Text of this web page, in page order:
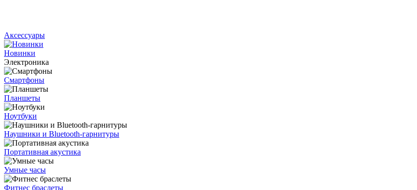
Аксессуары
Новинки
Электроника
Смартфоны
Планшеты
Ноутбуки
Наушники и Bluetooth-гарнитуры
Портативная акустика
Умные часы
Фитнес браслеты